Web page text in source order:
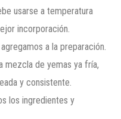
usarse a temperatura
incorporación.
a la preparación.
mezcla de yemas ya fría,
y consistente.
los ingredientes y